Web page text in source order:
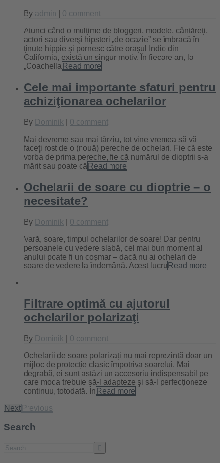
By admin 0 comment
Atunci când o mulţime de bloggeri, modele, cântăreţi,
actori sau diverşi hipsteri „de ocazie” se îmbracă în
ţinute hippie şi pornesc către oraşul Indio din
California, există un singur motiv. În fiecare an, la
„Coachella Read more
Cele mai importante sfaturi pentru
achiziţionarea ochelarilor
By Dominik 0 comment
Mai devreme sau mai târziu, tot vine vremea să vă
faceţi rost de o (nouă) pereche de ochelari. Fie că este
vorba de prima pereche, fie că numărul de dioptrii s-a
mărit sau poate că Read more
Ochelarii de soare cu dioptrie – o
necesitate?
By Dominik 0 comment
Vară, soare, timpul ochelarilor de soare! Dar pentru
persoanele cu vedere slabă, cel mai bun moment al
anului poate fi un coșmar – dacă nu ai ochelari de
soare de vedere la îndemână. Acest lucru Read more
Filtrare optimă cu ajutorul
ochelarilor polarizaţi
By Dominik 0 comment
Ochelarii de soare polarizați nu mai reprezintă doar un
mijloc de protecție clasic împotriva soarelui. Mai
degrabă, ei sunt astăzi un accesoriu indispensabil pe
care moda trebuie să-l adapteze şi să-l perfecṭioneze
continuu, totodată. În Read more
Next Previous
Search